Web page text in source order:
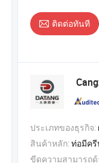
ติดต่อทันที
ประเภทของธุรกิจ:
สินค้าหลัก:ท่อมีครีบ , เครื่องแลกเปลี่ยนความร้อน
ขีดความสามารถ